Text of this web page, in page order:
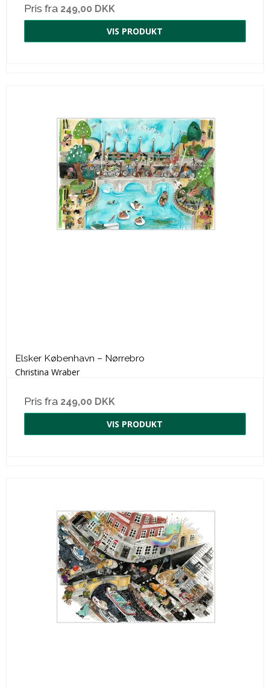
Pris fra 249,00 DKK
VIS PRODUKT
Elsker København – Nørrebro
Christina Wraber
Pris fra 249,00 DKK
VIS PRODUKT